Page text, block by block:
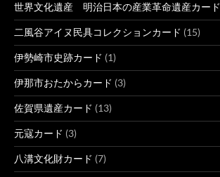
世界文化遺産 明治日本の産業革命遺産カード
二風谷アイヌ民具コレクションカード (15)
伊勢崎市史跡カード (1)
伊那市おたからカード (3)
佐賀県遺産カード (13)
元寇カード (3)
八溝文化財カード (7)